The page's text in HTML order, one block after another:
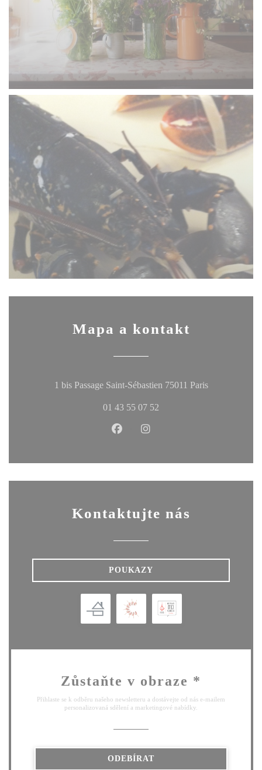
Mapa a kontakt
1 bis Passage Saint-Sébastien 75011 Paris((otevře se v
01 43 55 07 52
Facebook ((otevře se v novém
Kontaktujte nás
POUKAZY
Zůstaňte v obraze *
Přihlaste se k odběru našeho newsletteru a dostávejte od nás e-mailem
personalizovaná sdělení a marketingové nabídky.
ODEBÍRAT